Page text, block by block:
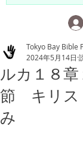
ルカ１８章
節 キリス
み
Tokyo Bay Bible
2024年5月14日